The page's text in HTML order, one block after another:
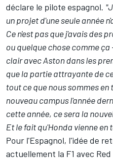
déclare le pilote espagnol.
un projet d'une seule année
Ce n'est pas que j'avais des
ou quelque chose comme ça
clair avec Aston dans les
que la partie attrayante de
tout ce que nous sommes
nouveau campus l'année
cette année, ce sera la
Et le fait qu'Honda vienne
Pour l'Espagnol, l'idée de
actuellement la F1 avec